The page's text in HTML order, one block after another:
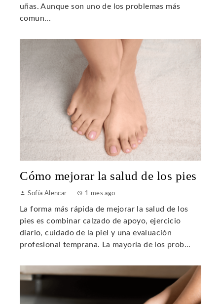
uñas. Aunque son uno de los problemas más
comun...
Cómo mejorar la salud de los pies
Sofía Alencar 1 mes ago
La forma más rápida de mejorar la salud de los
pies es combinar calzado de apoyo, ejercicio
diario, cuidado de la piel y una evaluación
profesional temprana. La mayoría de los prob...